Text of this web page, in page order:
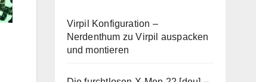
Virpil Konfiguration –
Nerdenthum zuVirpil auspacken
und montieren